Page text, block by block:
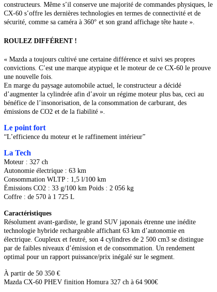
constructeurs. Même s’il conserve une majorité de commandes physiques, le
CX-60 s’offre les dernières technologies en termes de connectivité et de
sécurité, comme sa caméra à 360° et son grand affichage tête haute ».
ROULEZ DIFFÉRENT !
« Mazda a toujours cultivé une certaine différence et suivi ses propres
convictions. C’est une marque atypique et le moteur de ce CX-60 le prouve
une nouvelle fois.
En marge du paysage automobile actuel, le constructeur a décidé
d’augmenter la cylindrée afin d’avoir un régime moteur plus bas, ceci au
bénéfice de l’insonorisation, de la consommation de carburant, des
émissions de CO2 et de la fiabilité ».
Le point fort
“L’efficience du moteur et le raffinement intérieur”
La Tech
Moteur : 327 ch
Autonomie électrique : 63 km
Consommation WLTP : 1,5 l/100 km
Émissions CO2 : 33 g/100 km Poids : 2 056 kg
Coffre : de 570 à 1 725 L
Caractéristiques
Résolument avant-gardiste, le grand SUV japonais étrenne une inédite
technologie hybride rechargeable affichant 63 km d’autonomie en
électrique. Coupleux et feutré, son 4 cylindres de 2 500 cm3 se distingue
par de faibles niveaux d’émission et de consommation. Un rendement
optimal pour un rapport puissance/prix inégalé sur le segment.
À partir de 50 350 €
Mazda CX-60 PHEV finition Homura 327 ch à 64 900€